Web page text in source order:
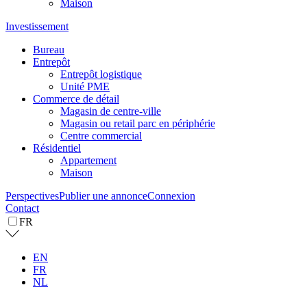
Maison
Investissement
Bureau
Entrepôt
Entrepôt logistique
Unité PME
Commerce de détail
Magasin de centre-ville
Magasin ou retail parc en périphérie
Centre commercial
Résidentiel
Appartement
Maison
PerspectivesPublier une annonceConnexion
Contact
FR
EN
FR
NL